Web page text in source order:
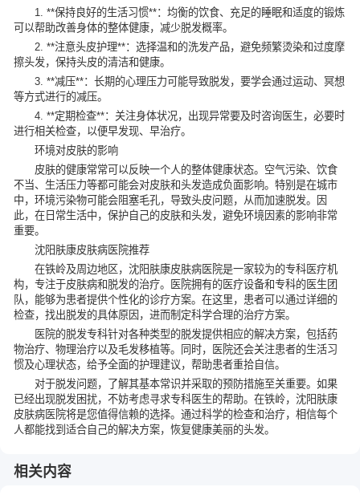
1. **保持良好的生活习惯**：均衡的饮食、充足的睡眠和适度的锻炼
可以帮助改善身体的整体健康，减少脱发概率。
2. **注意头皮护理**：选择温和的洗发产品，避免频繁烫染和过度摩
擦头发，保持头皮的清洁和健康。
3. **减压**：长期的心理压力可能导致脱发，要学会通过运动、冥想
等方式进行的减压。
4. **定期检查**：关注身体状况，出现异常要及时咨询医生，必要时
进行相关检查，以便早发现、早治疗。
环境对皮肤的影响
皮肤的健康常常可以反映一个人的整体健康状态。空气污染、饮食
不当、生活压力等都可能会对皮肤和头发造成负面影响。特别是在城市
中，环境污染物可能会阻塞毛孔，导致头皮问题，从而加速脱发。因
此，在日常生活中，保护自己的皮肤和头发，避免环境因素的影响非常
重要。
沈阳肤康皮肤病医院推荐
在铁岭及周边地区，沈阳肤康皮肤病医院是一家较为的专科医疗机
构，专注于皮肤病和脱发的治疗。医院拥有的医疗设备和专科的医生团
队，能够为患者提供个性化的诊疗方案。在这里，患者可以通过详细的
检查，找出脱发的具体原因，进而制定科学合理的治疗方案。
医院的脱发专科针对各种类型的脱发提供相应的解决方案，包括药
物治疗、物理治疗以及毛发移植等。同时，医院还会关注患者的生活习
惯及心理状态，给予全面的护理建议，帮助患者重拾自信。
对于脱发问题，了解其基本常识并采取的预防措施至关重要。如果
已经出现脱发困扰，不妨考虑寻求专科医生的帮助。在铁岭，沈阳肤康
皮肤病医院将是您值得信赖的选择。通过科学的检查和治疗，相信每个
人都能找到适合自己的解决方案，恢复健康美丽的头发。
相关内容